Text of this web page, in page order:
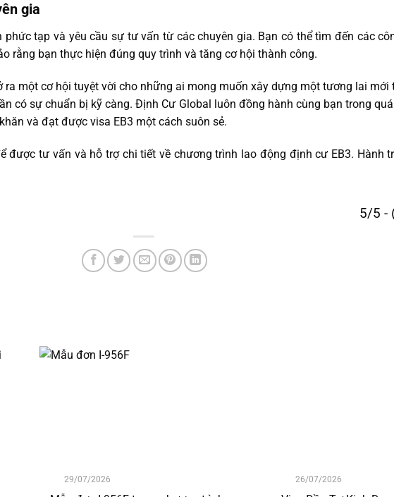
gia
tạp và yêu cầu sự tư vấn từ các chuyên gia. Bạn có thể tìm đến các
rằng bạn thực hiện đúng quy trình và tăng cơ hội thành công.
một cơ hội tuyệt vời cho những ai mong muốn xây dựng một tương lai mới
có sự chuẩn bị kỹ càng.Định Cư Global luôn đồng hành cùng bạn trong
và đạt được visa EB3 một cách suôn sẻ.
được tư vấn và hỗ trợ chi tiết về chương trình lao động định cư EB3. Hành
5/5 -
29/07/2026 26/07/2026